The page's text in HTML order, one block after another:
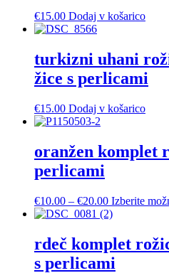
€15.00 Dodaj v košarico
turkizni uhani
žice s perlicami
€15.00 Dodaj v košarico
oranžen komplet
perlicami
€10.00 – €20.00Cenovni
razpon:
€10.00
do
€20.00
Izberite
rdeč komplet
s perlicami